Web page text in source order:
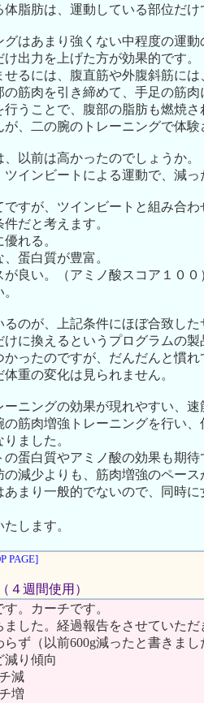
体脂肪は、運動している部位だ
グはあまり強くない中程度の運
出力を上げた方が効果的です。
るには、腹直筋や外腹斜筋に
の筋肉を引き締めて、手足の筋
うことで、腹部の脂肪も燃焼さ
が、二の腕のトレーニングで体
以前は高かったのでしょうか。
ツインビートによる運動で、減
すが、ツインビートと組み合
だと考えます。
れる。
蛋白質が豊富。
が良い。（アミノ酸スコア１００
のが、上記条件にほぼ合致し
けに換えるというプログラムの製
ったのですが、だんだんと慣れ
重の変化は見られません。
ーニングの効果が現れやすい、
の筋肉増強トレーニングを行い
ました。
蛋白質やアミノ酸の効果も期
の減少よりも、筋肉増強のペー
あまり一般的でないので、同時
します。
PAGE]
４週間使用）
。カーチです。
した。経過報告をさせていただ
ず（以前600g減ったと書きま
り傾向
減
増